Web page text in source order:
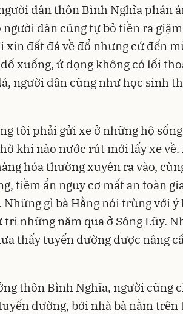
dân thôn Bình Nghĩa phản
dân cũng tự bỏ tiền ra giặm
xin đất đá về đổ nhưng cứ đến
xuống, ứ đọng không có lối
người dân cũng như học sinh
tôi phải gửi xe ở những hộ
khi nào nước rút mới lấy xe
hóa thường xuyên ra vào,
tiềm ẩn nguy cơ mất an toàn
gì bà Hằng nói trùng với ý
những năm qua ở Sông Lũy.
thấy tuyến đường được nâng
thôn Bình Nghĩa, người cũng
đường, bởi nhà bà nằm trên